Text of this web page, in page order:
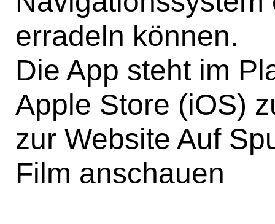
erradeln können.
Die App steht im
Apple Store (iOS)
zur Website Auf
Film anschauen